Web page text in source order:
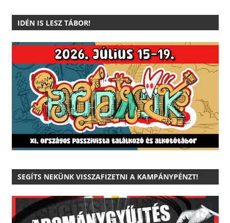
IDÉN IS LESZ TÁBOR!
SEGÍTS NEKÜNK VISSZAFIZETNI A KAMPÁNYPÉNZT!